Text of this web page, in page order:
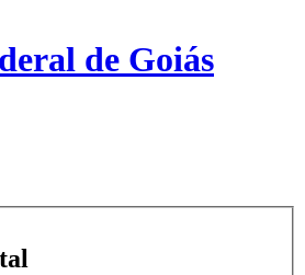
de Goiás